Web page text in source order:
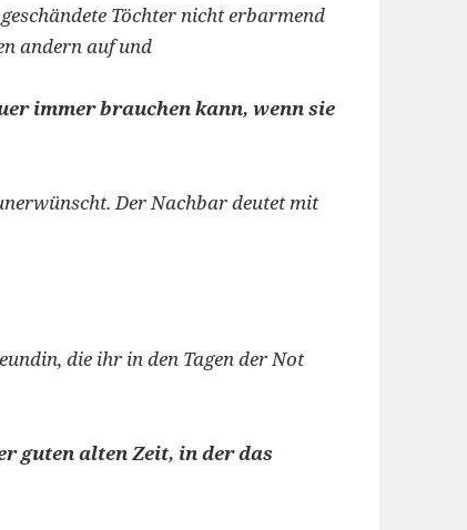
Töchter nicht erbarmend
andern auf und
immer brauchen kann, wenn sie
Der Nachbar deutet mit
die ihr in den Tagen der Not
guten alten Zeit, in der das